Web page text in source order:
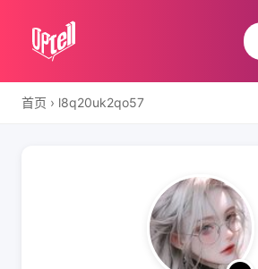
首页 › l8q20uk2qo57